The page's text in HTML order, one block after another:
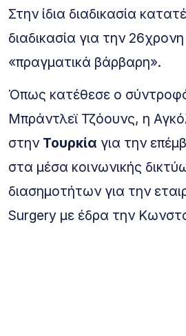
Στην ίδια διαδικασία
διαδικασία για την
«πραγματικά βάρβαρη».
Όπως κατέθεσε ο
Μπράντλεϊ Τζόουνς, η
στην Τουρκία για την
στα μέσα κοινωνικής
διασημοτήτων για την
Surgery με έδρα την